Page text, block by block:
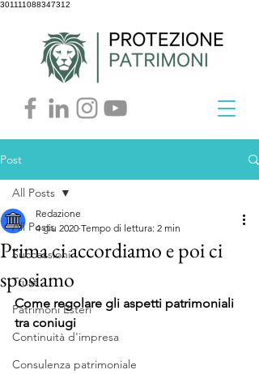
301111088347312
Post
All Posts
Successioni
Trust
Patrimoni Esteri
Continuità d'impresa
Consulenza patrimoniale
All Posts
Prima ci accordiamo e poi ci
sposiamo
Redazione
4 giu 2020 Tempo di lettura: 2 min
Come regolare gli aspetti patrimoniali
tra coniugi